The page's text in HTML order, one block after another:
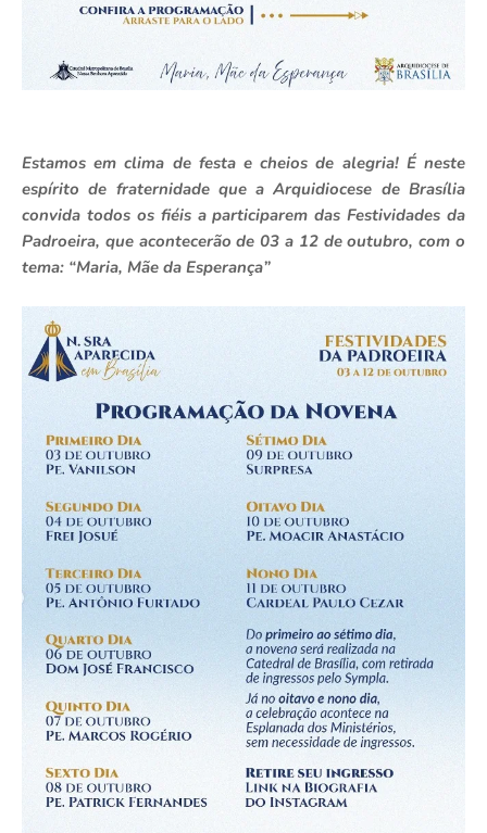
Estamos em clima de festa e cheios de alegria! É neste
espírito de fraternidade que a Arquidiocese de Brasília
convida todos os fiéis a participarem das Festividades da
Padroeira, que acontecerão de 03 a 12 de outubro, com o
tema: “Maria, Mãe da Esperança”